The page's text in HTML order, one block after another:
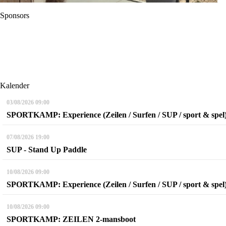
Sponsors
Kalender
03/08/2026 09:00
SPORTKAMP: Experience (Zeilen / Surfen / SUP / sport &
07/08/2026 19:00
SUP - Stand Up Paddle
10/08/2026 09:00
SPORTKAMP: Experience (Zeilen / Surfen / SUP / sport &
10/08/2026 09:00
SPORTKAMP: ZEILEN 2-mansboot